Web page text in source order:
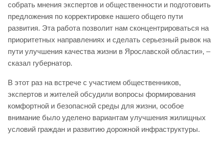
собрать мнения экспертов и общественности и подготовить
предложения по корректировке нашего общего пути
развития. Эта работа позволит нам сконцентрироваться на
приоритетных направлениях и сделать серьезный рывок на
пути улучшения качества жизни в Ярославской области», –
сказал губернатор.
В этот раз на встрече с участием общественников,
экспертов и жителей обсудили вопросы формирования
комфортной и безопасной среды для жизни, особое
внимание было уделено вариантам улучшения жилищных
условий граждан и развитию дорожной инфраструктуры.